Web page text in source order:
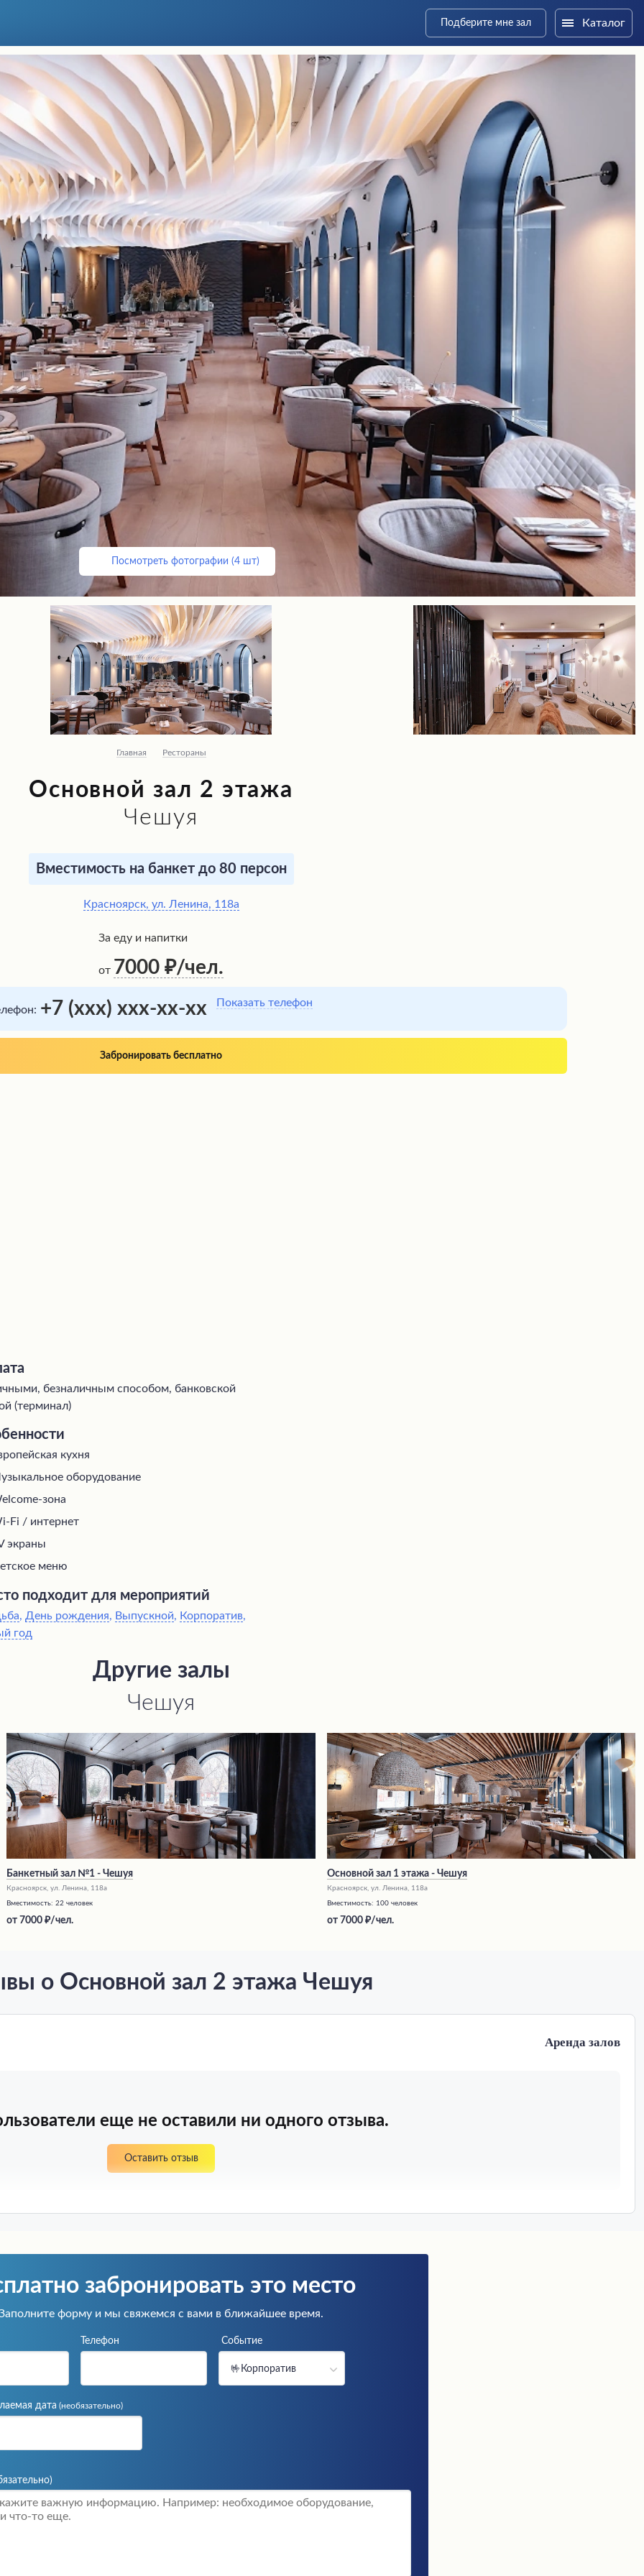
Подберите мне зал Каталог
Посмотреть фотографии (4 шт)
Главная Рестораны
Основной зал 2 этажа
Чешуя
Вместимость на банкет до 80 персон
Красноярск, ул. Ленина, 118а
За еду и напитки
от 7000 /чел.
+7 (xxx) xxx-xx-xx Показать телефон
Забронировать бесплатно
безналичным способом, банковской
(терминал)
кухня
оборудование
зона
Fi / интернет
экраны
меню
подходит для мероприятий
, День рождения, Выпускной, Корпоратив,
год
Другие залы
Чешуя
Банкетный зал №1 - Чешуя
Красноярск, ул. Ленина, 118а
Вместимость:22 человек
от 7000 /чел.
Основной зал 1 этажа - Чешуя
Красноярск, ул. Ленина, 118а
Вместимость: 100 человек
от 7000 /чел.
о Основной зал 2 этажа Чешуя
Аренда залов
еще не оставили ни одного отзыва.
Оставить отзыв
забронировать это место
форму и мы свяжемся с вами в ближайшее время.
Телефон Событие
🤟Корпоратив
дата (необязательно)